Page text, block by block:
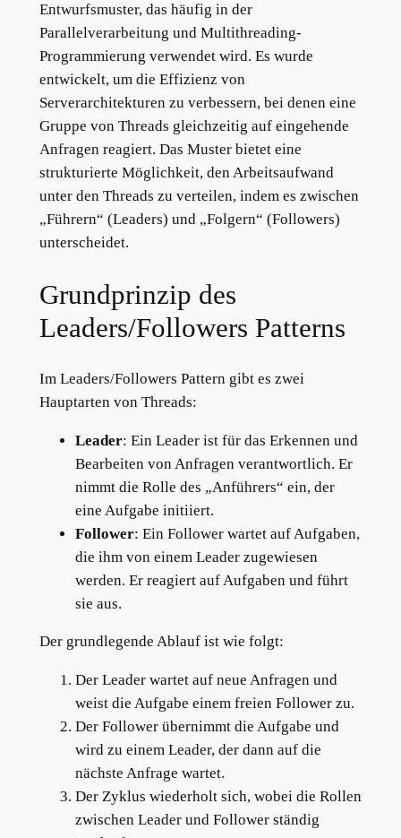
Entwurfsmuster, das häufig in der
Parallelverarbeitung und Multithreading-
Programmierung verwendet wird. Es wurde
entwickelt, um die Effizienz von
Serverarchitekturen zu verbessern, bei denen eine
Gruppe von Threads gleichzeitig auf eingehende
Anfragen reagiert. Das Muster bietet eine
strukturierte Möglichkeit, den Arbeitsaufwand
unter den Threads zu verteilen, indem es zwischen
„Führern“ (Leaders) und „Folgern“ (Followers)
unterscheidet.
Grundprinzip des
Leaders/Followers Patterns
Im Leaders/Followers Pattern gibt es zwei
Hauptarten von Threads:
Leader: Ein Leader ist für das Erkennen und
Bearbeiten von Anfragen verantwortlich. Er
nimmt die Rolle des „Anführers“ ein, der
eine Aufgabe initiiert.
Follower: Ein Follower wartet auf Aufgaben,
die ihm von einem Leader zugewiesen
werden. Er reagiert auf Aufgaben und führt
sie aus.
Der grundlegende Ablauf ist wie folgt:
Der Leader wartet auf neue Anfragen und
weist die Aufgabe einem freien Follower zu.
Der Follower übernimmt die Aufgabe und
wird zu einem Leader, der dann auf die
nächste Anfrage wartet.
Der Zyklus wiederholt sich, wobei die Rollen
zwischen Leader und Follower ständig